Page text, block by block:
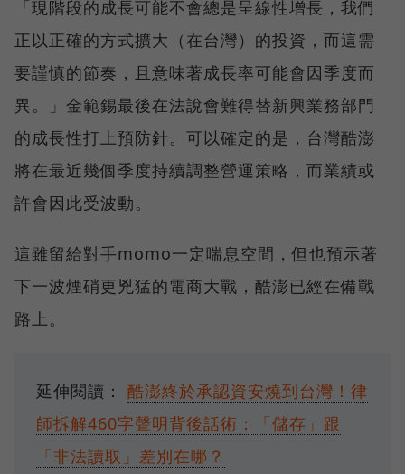
「現階段的成長可能不會總是呈線性增長，我們
正以正確的方式擴大（在台灣）的投資，而這需
要謹慎的節奏，且意味著成長率可能會因季度而
異。」金範錫最後在法說會難得替新興業務部門
的成長性打上預防針。可以確定的是，台灣酷澎
將在最近幾個季度持續調整營運策略，而業績或
許會因此受波動。
這雖留給對手momo一定喘息空間，但也預示著
下一波煙硝更兇猛的電商大戰，酷澎已經在備戰
路上。
延伸閱讀： 酷澎終於承認資安燒到台灣！律
師拆解460字聲明背後話術：「儲存」跟
「非法讀取」差別在哪？